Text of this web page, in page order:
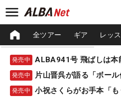
全ツアー ギア レッ
発売中 ALBA941号 飛ばしは本
発売中 片山晋呉が語る「ボール
発売中 小祝さくらがお手本「も